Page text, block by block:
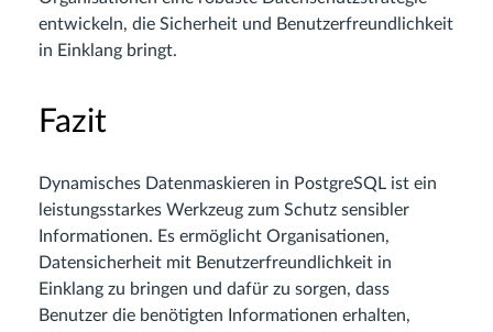
entwickeln, die Sicherheit und Benutzerfreundlichkeit
in Einklang bringt.
Fazit
Dynamisches Datenmaskieren in PostgreSQL ist ein
leistungsstarkes Werkzeug zum Schutz sensibler
Informationen. Es ermöglicht Organisationen,
Datensicherheit mit Benutzerfreundlichkeit in
Einklang zu bringen und dafür zu sorgen, dass
Benutzer die benötigten Informationen erhalten,